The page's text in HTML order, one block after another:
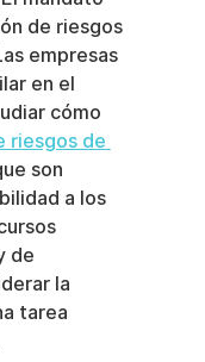
de riesgos
empresas
en el
cómo
riesgos de
son
a los
de
la
tarea